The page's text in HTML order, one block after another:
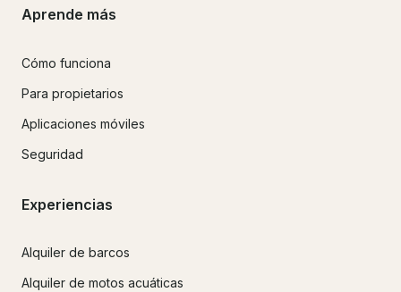
Aprende más
Cómo funciona
Para propietarios
Aplicaciones móviles
Seguridad
Experiencias
Alquiler de barcos
Alquiler de motos acuáticas